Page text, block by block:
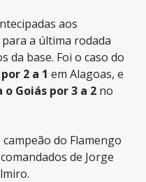
aos
a última rodada
da base. Foi o caso do
2 a 1 em Alagoas, e
Goiás por 3 a 2 no
do Flamengo
de Jorge